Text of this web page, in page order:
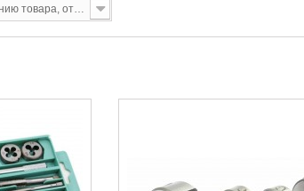
По названию товара, от Я до А